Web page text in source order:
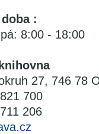
:
8:00 - 18:00
27, 746 78
700
206